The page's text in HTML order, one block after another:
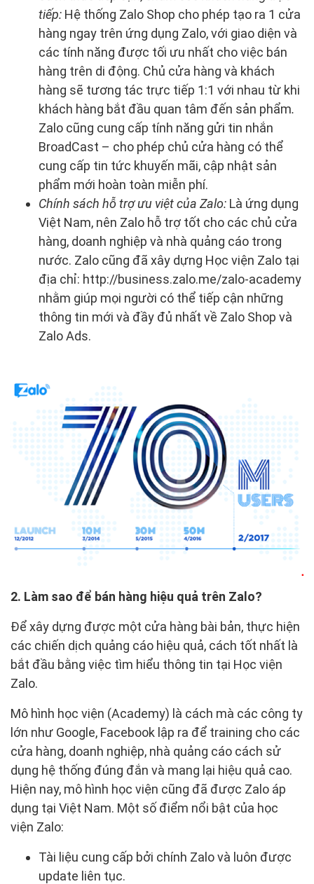
tiếp: Hệ thống Zalo Shop cho phép tạo ra 1 cửa
hàng ngay trên ứng dụng Zalo, với giao diện và
các tính năng được tối ưu nhất cho việc bán
hàng trên di động. Chủ cửa hàng và khách
hàng sẽ tương tác trực tiếp 1:1 với nhau từ khi
khách hàng bắt đầu quan tâm đến sản phẩm.
Zalo cũng cung cấp tính năng gửi tin nhắn
BroadCast – cho phép chủ cửa hàng có thể
cung cấp tin tức khuyến mãi, cập nhật sản
phẩm mới hoàn toàn miễn phí.
Chính sách hỗ trợ ưu việt của Zalo: Là ứng dụng
Việt Nam, nên Zalo hỗ trợ tốt cho các chủ cửa
hàng, doanh nghiệp và nhà quảng cáo trong
nước. Zalo cũng đã xây dựng Học viện Zalo tại
địa chỉ: http://business.zalo.me/zalo-academy
nhằm giúp mọi người có thể tiếp cận những
thông tin mới và đầy đủ nhất về Zalo Shop và
Zalo Ads.
2. Làm sao để bán hàng hiệu quả trên Zalo?
Để xây dựng được một cửa hàng bài bản, thực hiện
các chiến dịch quảng cáo hiệu quả, cách tốt nhất là
bắt đầu bằng việc tìm hiểu thông tin tại Học viện
Zalo.
Mô hình học viện (Academy) là cách mà các công ty
lớn như Google, Facebook lập ra để training cho các
cửa hàng, doanh nghiệp, nhà quảng cáo cách sử
dụng hệ thống đúng đắn và mang lại hiệu quả cao.
Hiện nay, mô hình học viện cũng đã được Zalo áp
dụng tại Việt Nam. Một số điểm nổi bật của học
viện Zalo:
Tài liệu cung cấp bởi chính Zalo và luôn được
update liên tục.